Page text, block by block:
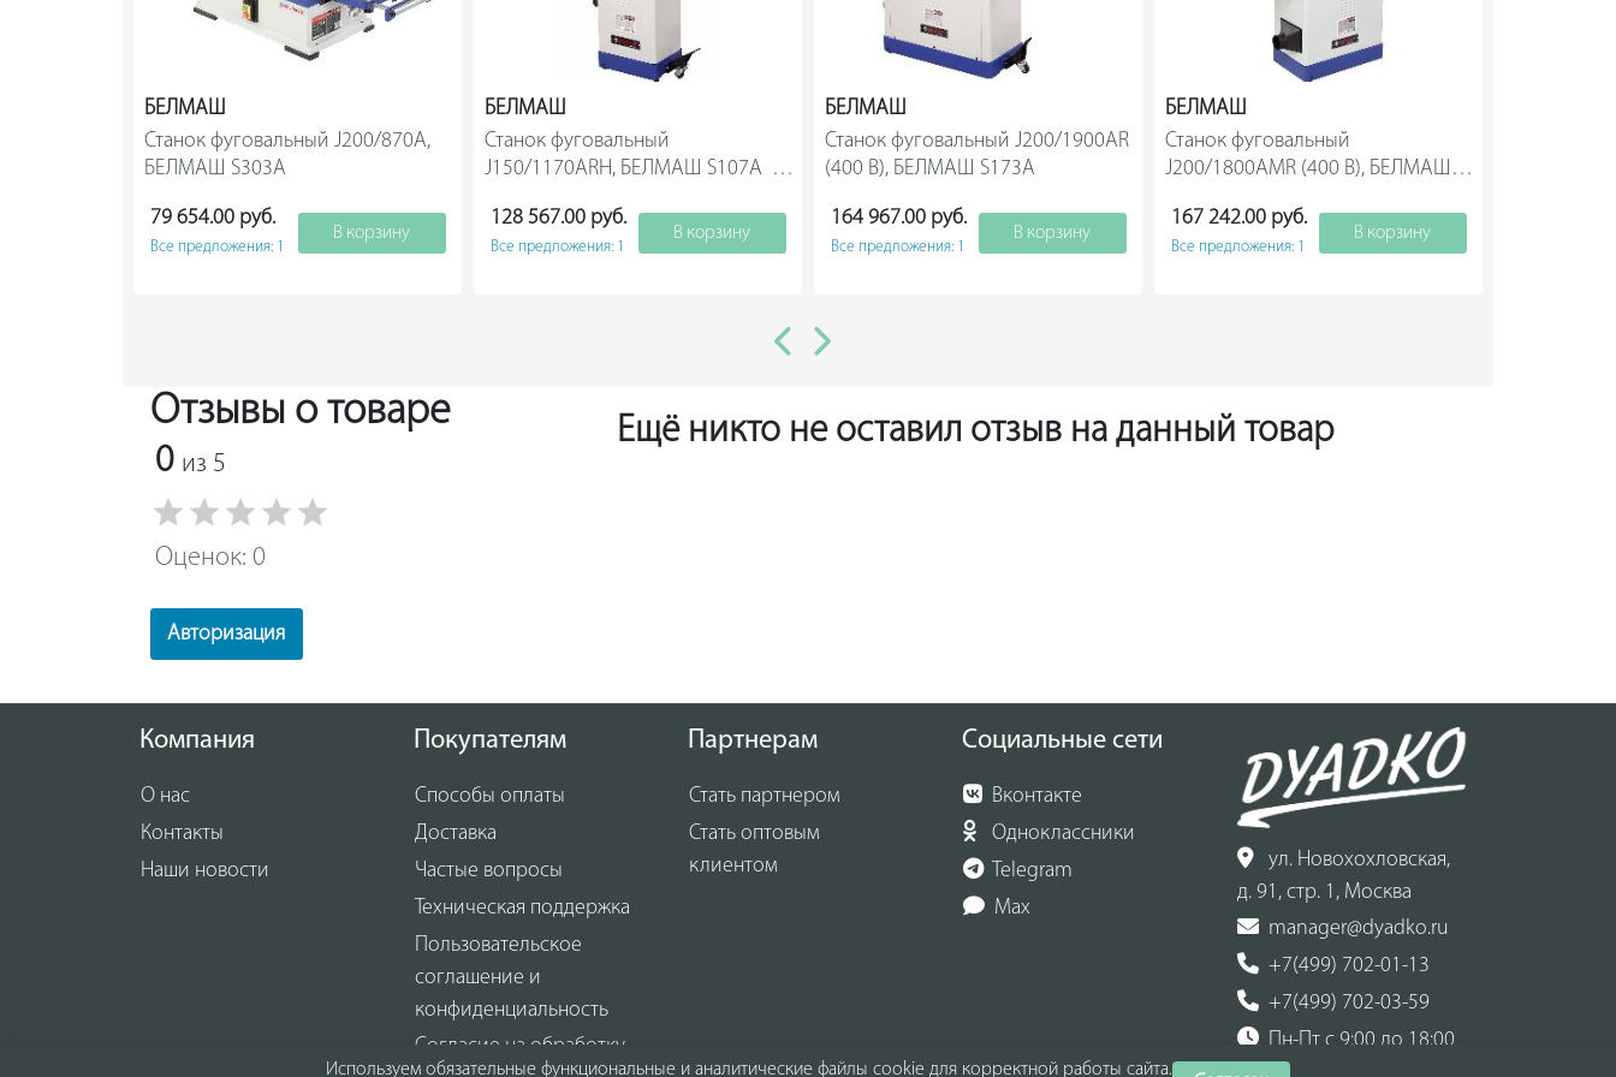
БЕЛМАШ
Станок фуговальный J200/870A,
79 654.00 руб.
Все предложения: 1
В корзину
БЕЛМАШ
Станок фуговальный
J150/1170ARH, БЕЛМАШ S107A
128 567.00 руб.
Все предложения: 1
В корзину
БЕЛМАШ
Станок фуговальный J200/1900AR
164 967.00 руб.
Все предложения: 1
В корзину
БЕЛМАШ
Станок фуговальный
J200/1800AMR (400 В), БЕЛМАШ
167 242.00 руб.
Все предложения: 1
В корзину
Отзывы о товаре
0 из 5
Оценок: 0
Авторизация
Ещё никто не оставил отзыв на данный товар
Используем обязательные функциональные и аналитические файлы cookie для корректной работы сайта.
Компания
О нас
Контакты
Наши новости
Покупателям
Способы оплаты
Доставка
Частые вопросы
Техническая поддержка
Пользовательское
соглашение и
конфиденциальность
Согласие на обработку
Партнерам
Стать партнером
Стать оптовым
клиентом
Социальные сети
Вконтакте
Одноклассники
Telegram
Max
ул. Новохохловская,
д. 91, стр. 1, Москва
manager@dyadko.ru
+7(499) 702-01-13
+7(499) 702-03-59
Пн-Пт с 9:00 до 18:00